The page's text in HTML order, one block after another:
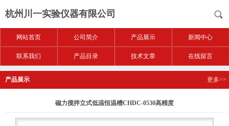
杭州川一实验仪器有限公司
网站首页 公司简介 产品展示 新闻中心
联系我们 产品目录 技术文章 在线留言
产品展示 更多>>
磁力搅拌立式低温恒温槽CHDC-0530高精度